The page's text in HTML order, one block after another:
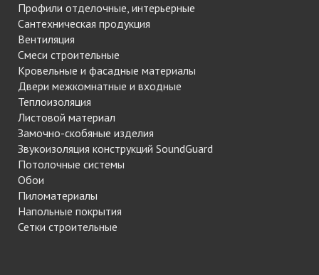
Профили отделочные, интерьерные
Сантехническая продукция
Вентиляция
Смеси строительные
Кровельные и фасадные материалы
Двери межкомнатные и входные
Теплоизоляция
Листовой материал
Замочно-скобяные изделия
Звукоизоляция конструкций SoundGuard
Потолочные системы
Обои
Пиломатериалы
Напольные покрытия
Сетки строительные